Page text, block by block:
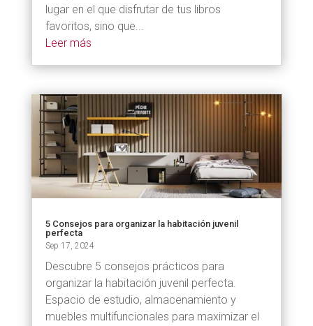
lugar en el que disfrutar de tus libros
favoritos, sino que...
Leer más
5 Consejos para organizar la habitación juvenil
perfecta
Sep 17, 2024
Descubre 5 consejos prácticos para
organizar la habitación juvenil perfecta.
Espacio de estudio, almacenamiento y
muebles multifuncionales para maximizar el